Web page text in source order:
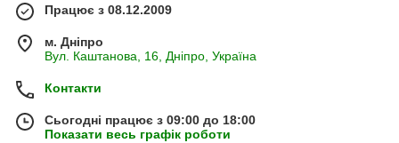
Працює з 08.12.2009
м. Дніпро
Вул. Каштанова, 16, Дніпро, Україна
Контакти
Сьогодні працює з 09:00 до 18:00
Показати весь графік роботи